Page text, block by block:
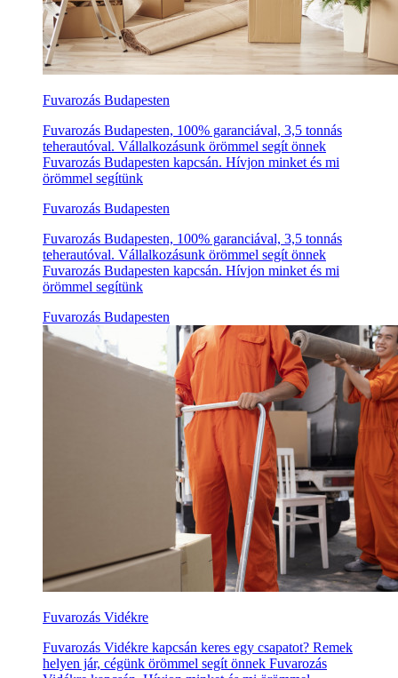
Fuvarozás Budapesten
Fuvarozás Budapesten, 100% garanciával, 3,5 tonnás
teherautóval. Vállalkozásunk örömmel segít önnek
Fuvarozás Budapesten kapcsán. Hívjon minket és mi
örömmel segítünk
Fuvarozás Budapesten
Fuvarozás Budapesten, 100% garanciával, 3,5 tonnás
teherautóval. Vállalkozásunk örömmel segít önnek
Fuvarozás Budapesten kapcsán. Hívjon minket és mi
örömmel segítünk
Fuvarozás Budapesten
Fuvarozás Vidékre
Fuvarozás Vidékre kapcsán keres egy csapatot? Remek
helyen jár, cégünk örömmel segít önnek Fuvarozás